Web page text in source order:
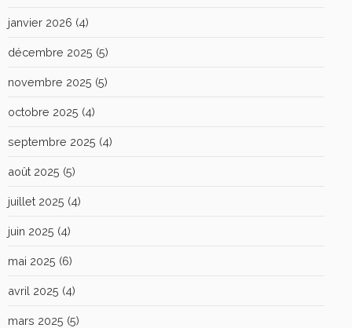
janvier 2026 (4)
décembre 2025 (5)
novembre 2025 (5)
octobre 2025 (4)
septembre 2025 (4)
août 2025 (5)
juillet 2025 (4)
juin 2025 (4)
mai 2025 (6)
avril 2025 (4)
mars 2025 (5)